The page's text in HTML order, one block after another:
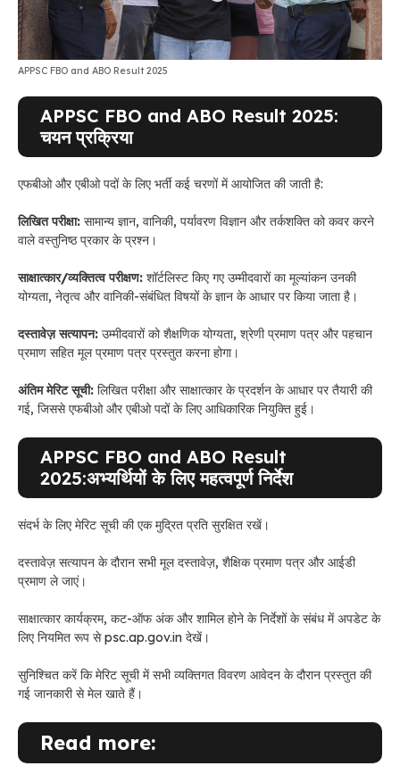
APPSC FBO and ABO Result 2025
APPSC FBO and ABO Result 2025:
चयन प्रक्रिया
एफबीओ और एबीओ पदों के लिए भर्ती कई चरणों में आयोजित की जाती है:
लिखित परीक्षा: सामान्य ज्ञान, वानिकी, पर्यावरण विज्ञान और तर्कशक्ति को कवर करने
वाले वस्तुनिष्ठ प्रकार के प्रश्न।
साक्षात्कार/व्यक्तित्व परीक्षण: शॉर्टलिस्ट किए गए उम्मीदवारों का मूल्यांकन उनकी
योग्यता, नेतृत्व और वानिकी-संबंधित विषयों के ज्ञान के आधार पर किया जाता है।
दस्तावेज़ सत्यापन: उम्मीदवारों को शैक्षणिक योग्यता, श्रेणी प्रमाण पत्र और पहचान
प्रमाण सहित मूल प्रमाण पत्र प्रस्तुत करना होगा।
अंतिम मेरिट सूची: लिखित परीक्षा और साक्षात्कार के प्रदर्शन के आधार पर तैयारी की
गई, जिससे एफबीओ और एबीओ पदों के लिए आधिकारिक नियुक्ति हुई।
APPSC FBO and ABO Result
2025:अभ्यर्थियों के लिए महत्वपूर्ण निर्देश
संदर्भ के लिए मेरिट सूची की एक मुद्रित प्रति सुरक्षित रखें।
दस्तावेज़ सत्यापन के दौरान सभी मूल दस्तावेज़, शैक्षिक प्रमाण पत्र और आईडी
प्रमाण ले जाएं।
साक्षात्कार कार्यक्रम, कट-ऑफ अंक और शामिल होने के निर्देशों के संबंध में अपडेट के
लिए नियमित रूप से psc.ap.gov.in देखें।
सुनिश्चित करें कि मेरिट सूची में सभी व्यक्तिगत विवरण आवेदन के दौरान प्रस्तुत की
गई जानकारी से मेल खाते हैं।
Read more: